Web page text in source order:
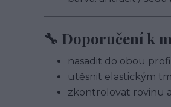
🔧 Doporučení k
nasadit do obou
utěsnit elastickým
zkontrolovat rovinu